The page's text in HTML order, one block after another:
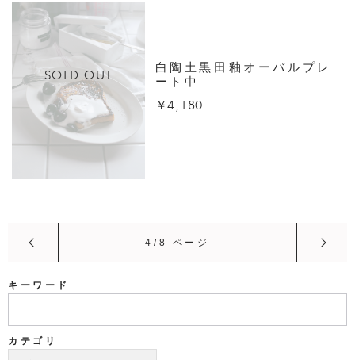
SOLD OUT
白陶土黒田釉オーバルプレ
ート中
￥4,180
4/8 ページ
キーワード
カテゴリ